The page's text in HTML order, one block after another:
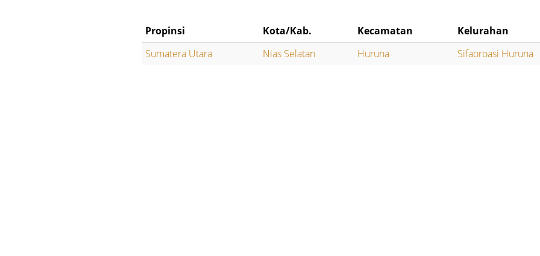
Propinsi Kota/Kab. Kecamatan
Kelurahan
Sumatera Utara
Nias Selatan Huruna Sifaoroasi Huruna